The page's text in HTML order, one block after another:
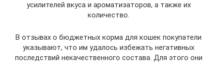
усилителей вкуса и ароматизаторов, а также их
количество.
В отзывах о бюджетных корма для кошек покупатели
указывают, что им удалось избежать негативных
последствий некачественного состава. Для этого они